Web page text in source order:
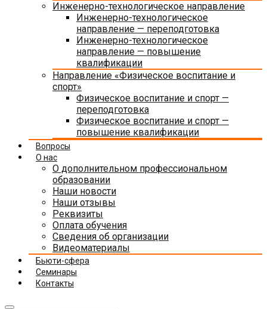
Инженерно-технологическое направление
Инженерно-технологическое
направление — переподготовка
Инженерно-технологическое
направление — повышение
квалификации
Направление «Физическое воспитание и
спорт»
Физическое воспитание и спорт —
переподготовка
Физическое воспитание и спорт —
повышение квалификации
Вопросы
О нас
О дополнительном профессиональном
образовании
Наши новости
Наши отзывы
Реквизиты
Оплата обучения
Сведения об организации
Видеоматериалы
Бьюти-сфера
Семинары
Контакты